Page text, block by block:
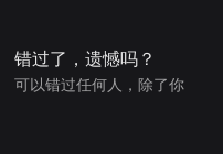
错过了，遗憾吗？
可以错过任何人，除了你